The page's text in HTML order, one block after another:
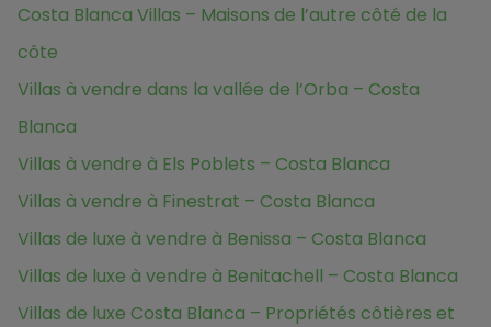
Costa Blanca Villas – Maisons de l’autre côté de la
côte
Villas à vendre dans la vallée de l’Orba – Costa
Blanca
Villas à vendre à Els Poblets – Costa Blanca
Villas à vendre à Finestrat – Costa Blanca
Villas de luxe à vendre à Benissa – Costa Blanca
Villas de luxe à vendre à Benitachell – Costa Blanca
Villas de luxe Costa Blanca – Propriétés côtières et